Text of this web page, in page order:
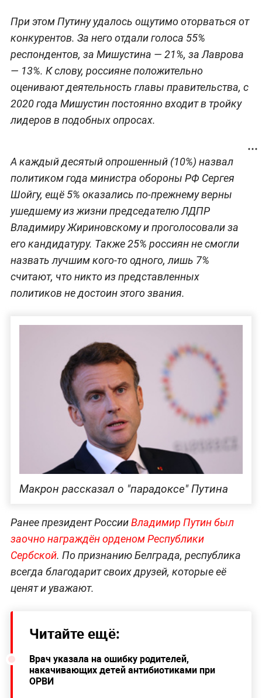
При этом Путину удалось ощутимо оторваться от
конкурентов. За него отдали голоса 55%
респондентов, за Мишустина — 21%, за Лаврова
— 13%. К слову, россияне положительно
оценивают деятельность главы правительства, с
2020 года Мишустин постоянно входит в тройку
лидеров в подобных опросах.
А каждый десятый опрошенный (10%) назвал
политиком года министра обороны РФ Сергея
Шойгу, ещё 5% оказались по-прежнему верны
ушедшему из жизни председателю ЛДПР
Владимиру Жириновскому и проголосовали за
его кандидатуру. Также 25% россиян не смогли
назвать лучшим кого-то одного, лишь 7%
считают, что никто из представленных
политиков не достоин этого звания.
Макрон рассказал о "парадоксе" Путина
Ранее президент РоссииВладимир Путин был
заочно награждён орденом Республики
Сербской. По признанию Белграда, республика
всегда благодарит своих друзей, которые её
ценят и уважают.
Читайте ещё:
Врач указала на ошибку родителей,
накачивающих детей антибиотиками при
ОРВИ